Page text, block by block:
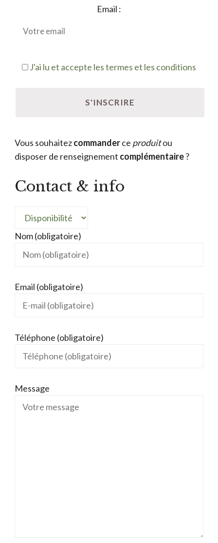
Email :
J'ai lu et accepte les termes et les conditions
Vous souhaitezcommanderce produitou
disposer de renseignement complémentaire?
Contact & info
Nom (obligatoire)
Email (obligatoire)
Téléphone (obligatoire)
Message